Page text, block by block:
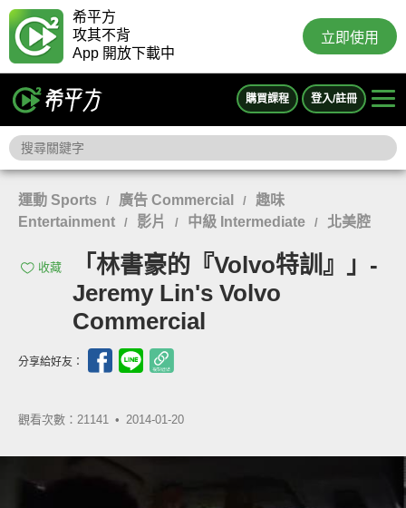
希平方
攻其不背
App 開放下載中
立即使用
購買課程 登入/註冊
運動 Sports / 廣告 Commercial /
趣味
Entertainment
/ 影片 / 中級 Intermediate / 北美腔
收藏
「林書豪的『Volvo特訓』」-
Jeremy Lin's Volvo
Commercial
分享給好友：
觀看次數：21141 • 2014-01-20